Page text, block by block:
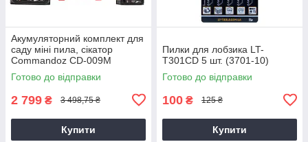
Акумуляторний комплект для
саду міні пила, сікатор
Commandoz CD-009M
Готово до відправки
2 799 ₴ 3 498,75 ₴
Купити
Пилки для лобзика LT-
T301CD 5 шт. (3701-10)
Готово до відправки
100 ₴ 125 ₴
Купити